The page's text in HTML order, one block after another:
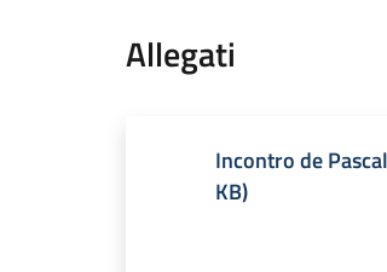
Allegati
Incontro de
KB)